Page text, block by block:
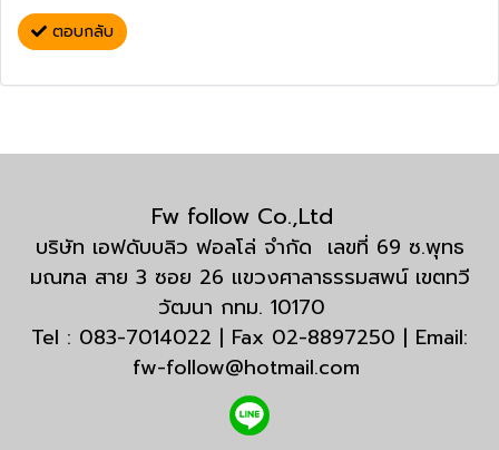
ตอบกลับ
Fw follow Co.,Ltd
บริษัท เอฟดับบลิว ฟอลโล่ จำกัด เลขที่ 69 ซ.พุทธ
มณฑล สาย 3 ซอย 26 แขวงศาลาธรรมสพน์ เขตทวี
วัฒนา กทม. 10170
Tel : 083-7014022 | Fax 02-8897250 | Email:
fw-follow@hotmail.com